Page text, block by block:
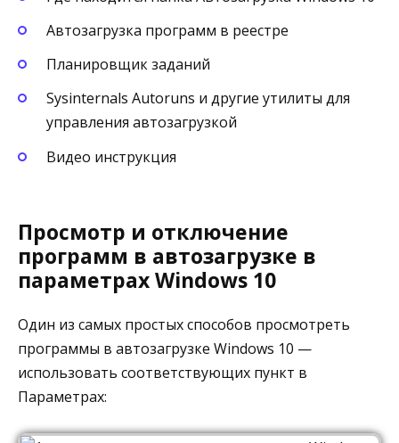
Автозагрузка программ в реестре
Планировщик заданий
Sysinternals Autoruns и другие утилиты для
управления автозагрузкой
Видео инструкция
Просмотр и отключение
программ в автозагрузке в
параметрах Windows 10
Один из самых простых способов просмотреть
программы в автозагрузке Windows 10 —
использовать соответствующих пункт в
Параметрах: